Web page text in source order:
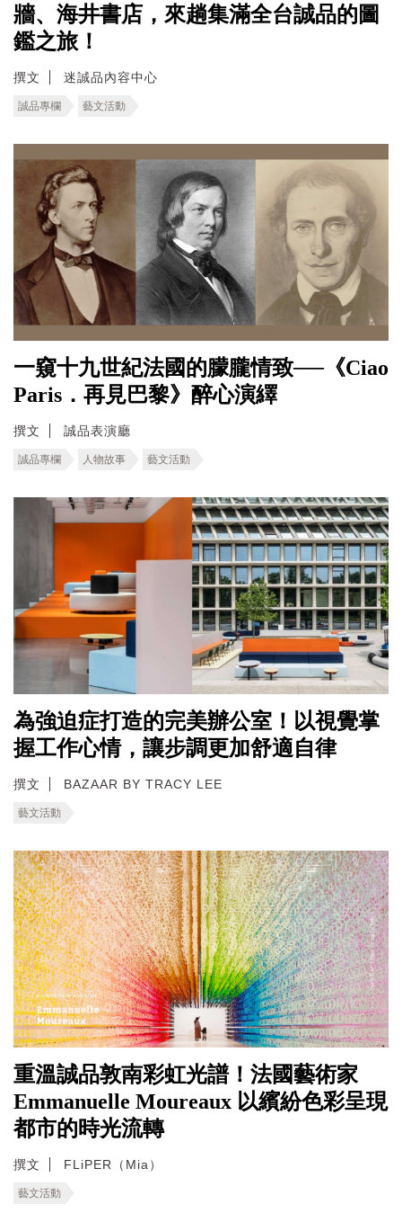
牆、海井書店，來趟集滿全台誠品的圖
鑑之旅！
撰文 迷誠品內容中心
誠品專欄 藝文活動
一窺十九世紀法國的朦朧情致──《Ciao
Paris．再見巴黎》醉心演繹
撰文 誠品表演廳
誠品專欄 人物故事 藝文活動
為強迫症打造的完美辦公室！以視覺掌
握工作心情，讓步調更加舒適自律
撰文 BAZAAR BY TRACY LEE
藝文活動
重溫誠品敦南彩虹光譜！法國藝術家
Emmanuelle Moureaux 以繽紛色彩呈現
都市的時光流轉
撰文 FLiPER（Mia）
藝文活動